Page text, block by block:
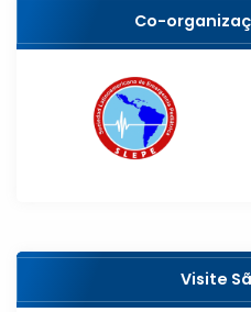
Co-
Visite